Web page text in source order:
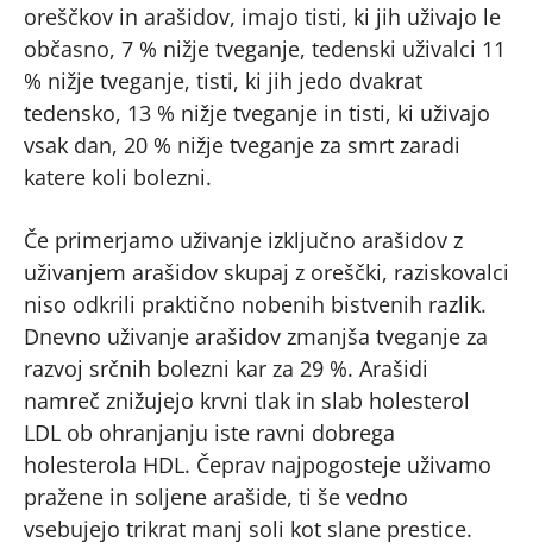
oreščkov in arašidov, imajo tisti, ki jih uživajo le
občasno, 7 % nižje tveganje, tedenski uživalci 11
% nižje tveganje, tisti, ki jih jedo dvakrat
tedensko, 13 % nižje tveganje in tisti, ki uživajo
vsak dan, 20 % nižje tveganje za smrt zaradi
katere koli bolezni.
Če primerjamo uživanje izključno arašidov z
uživanjem arašidov skupaj z oreščki, raziskovalci
niso odkrili praktično nobenih bistvenih razlik.
Dnevno uživanje arašidov zmanjša tveganje za
razvoj srčnih bolezni kar za 29 %. Arašidi
namreč znižujejo krvni tlak in slab holesterol
LDL ob ohranjanju iste ravni dobrega
holesterola HDL. Čeprav najpogosteje uživamo
pražene in soljene arašide, ti še vedno
vsebujejo trikrat manj soli kot slane prestice.